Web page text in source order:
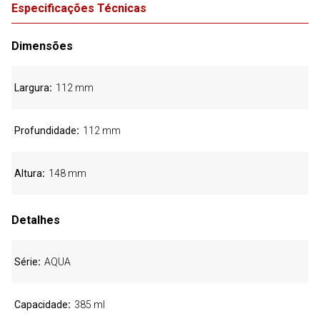
Especificações Técnicas
Dimensões
Largura 112 mm
Profundidade 112 mm
Altura 148 mm
Detalhes
Série AQUA
Capacidade 385 ml